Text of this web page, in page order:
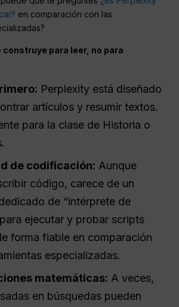
en comparación con las
construye para leer, no para
Perplexity está diseñado
artículos y resumir textos.
para la clase de Historia o
de codificación: Aunque
código, carece de un
de “intérprete de
ejecutar y probar scripts
forma fiable en comparación
especializadas.
matemáticas: A veces,
en búsquedas pueden